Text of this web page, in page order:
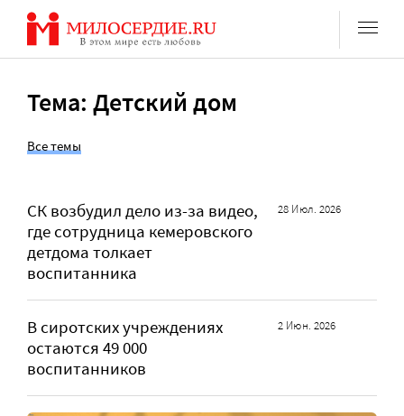
Перейти
содержанию
Тема: Детский дом
Все темы
СК возбудил дело из-за видео,
где сотрудница кемеровского
детдома толкает
воспитанника
28 Июл. 2026
В сиротских учреждениях
остаются 49 000
воспитанников
2 Июн. 2026